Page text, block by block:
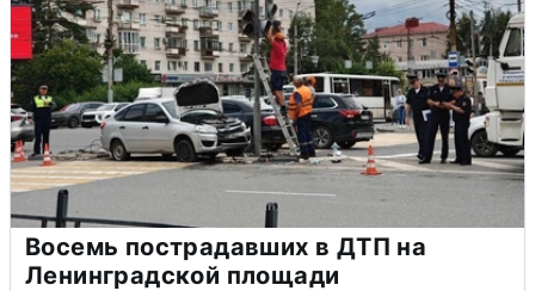
Восемь пострадавших в ДТП на
Ленинградской площади